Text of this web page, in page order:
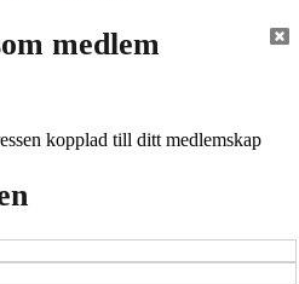
medlem
kopplad till ditt medlemskap